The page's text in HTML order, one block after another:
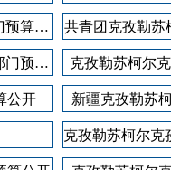
克孜勒苏柯尔克孜自治州农机安全监理所2017年部门预算公开 共青团克孜勒苏
新疆维吾尔自治区克州食品药品监督管理局2017年部门预算公开 克孜勒苏柯尔
公开 新疆克孜勒苏
省区市政府